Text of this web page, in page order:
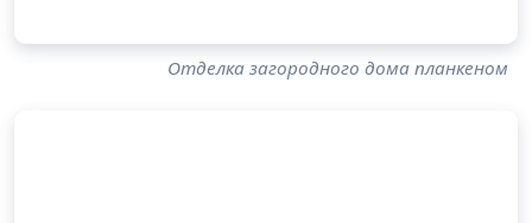
Отделка загородного дома планкеном